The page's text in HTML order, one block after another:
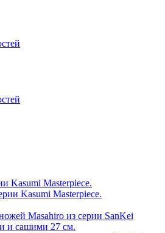
Kasumi Masterpiece.
Masahiro из серии SanKei
и сашими 27 см.